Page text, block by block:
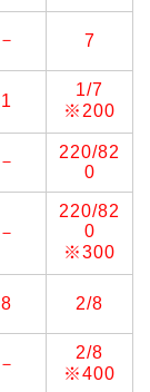
－ 7
1
1/7
※200
－
220/82
0
－
220/82
0
※300
8 2/8
－
2/8
※400